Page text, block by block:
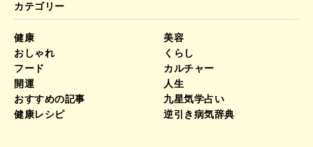
カテゴリー
健康
美容
おしゃれ
くらし
フード
カルチャー
開運
人生
おすすめの記事
九星気学占い
健康レシピ
逆引き病気辞典